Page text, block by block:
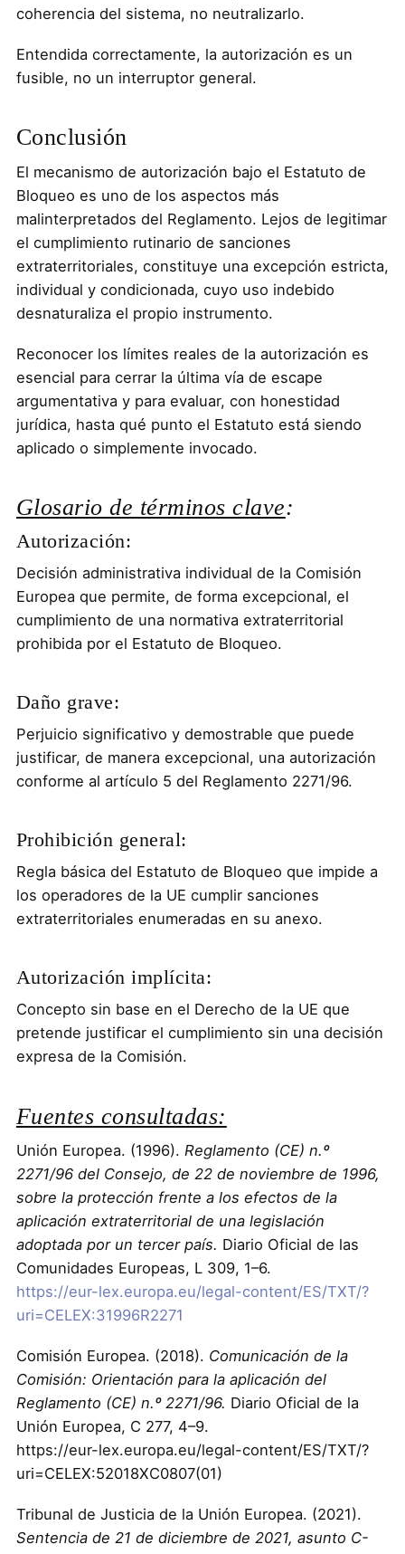
coherencia del sistema, no neutralizarlo.
Entendida correctamente, la autorización es un
fusible, no un interruptor general.
Conclusión
El mecanismo de autorización bajo el Estatuto de
Bloqueo es uno de los aspectos más
malinterpretados del Reglamento. Lejos de legitimar
el cumplimiento rutinario de sanciones
extraterritoriales, constituye una excepción estricta,
individual y condicionada, cuyo uso indebido
desnaturaliza el propio instrumento.
Reconocer los límites reales de la autorización es
esencial para cerrar la última vía de escape
argumentativa y para evaluar, con honestidad
jurídica, hasta qué punto el Estatuto está siendo
aplicado o simplemente invocado.
Glosario de términos clave:
Autorización:
Decisión administrativa individual de la Comisión
Europea que permite, de forma excepcional, el
cumplimiento de una normativa extraterritorial
prohibida por el Estatuto de Bloqueo.
Daño grave:
Perjuicio significativo y demostrable que puede
justificar, de manera excepcional, una autorización
conforme al artículo 5 del Reglamento 2271/96.
Prohibición general:
Regla básica del Estatuto de Bloqueo que impide a
los operadores de la UE cumplir sanciones
extraterritoriales enumeradas en su anexo.
Autorización implícita:
Concepto sin base en el Derecho de la UE que
pretende justificar el cumplimiento sin una decisión
expresa de la Comisión.
Fuentes consultadas:
Unión Europea. (1996). Reglamento (CE) n.º
2271/96 del Consejo, de 22 de noviembre de 1996,
sobre la protección frente a los efectos de la
aplicación extraterritorial de una legislación
adoptada por un tercer país. Diario Oficial de las
Comunidades Europeas, L 309, 1–6.
https://eur-lex.europa.eu/legal-content/ES/TXT/?
uri=CELEX:31996R2271
Comisión Europea. (2018). Comunicación de la
Comisión: Orientación para la aplicación del
Reglamento (CE) n.º 2271/96. Diario Oficial de la
Unión Europea, C 277, 4–9.
https://eur-lex.europa.eu/legal-content/ES/TXT/?
uri=CELEX:52018XC0807(01)
Tribunal de Justicia de la Unión Europea. (2021).
Sentencia de 21 de diciembre de 2021, asunto C-